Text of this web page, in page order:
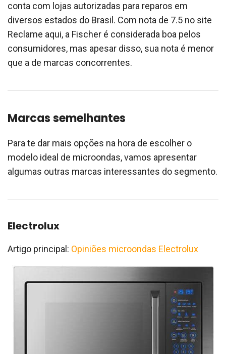
conta com lojas autorizadas para reparos em
diversos estados do Brasil. Com nota de 7.5 no site
Reclame aqui, a Fischer é considerada boa pelos
consumidores, mas apesar disso, sua nota é menor
que a de marcas concorrentes.
Marcas semelhantes
Para te dar mais opções na hora de escolher o
modelo ideal de microondas, vamos apresentar
algumas outras marcas interessantes do segmento.
Electrolux
Artigo principal: Opiniões microondas Electrolux